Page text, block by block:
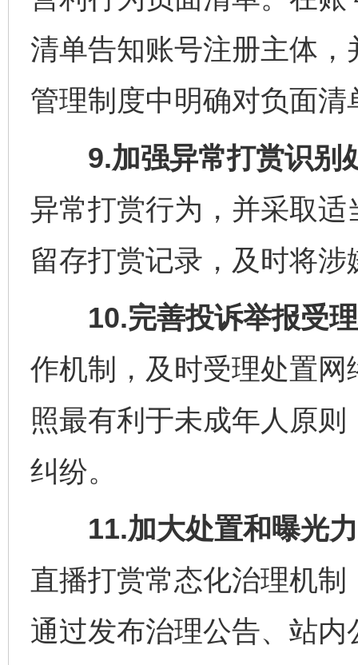
清单告知账号注册主体
管理制度中明确对负面
9.加强异常打赏识别
异常打赏行为，并采取
留存打赏记录，及时将
10.完善投诉举报受理
作机制，及时受理处置
照最有利于未成年人原
纠纷。
11.加大处置和曝光
直播打赏常态化治理机
通过发布治理公告、站